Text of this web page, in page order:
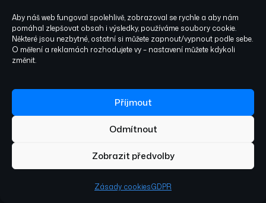
Aby náš web fungoval spolehlivě, zobrazoval se rychle a aby nám
pomáhal zlepšovat obsah i výsledky, používáme soubory cookie.
Některé jsou nezbytné, ostatní si můžete zapnout/vypnout podle sebe.
O měření a reklamách rozhodujete vy – nastavení můžete kdykoli
změnit.
Příjmout
Odmítnout
Zobrazit předvolby
Zásady cookiesGDPR
Podle specifik vašich
cílů volíme nejvhodnější
technologii – buď nativní
Swift/Kotlin pro
multiplatformní React
Native pro rychlou
implementaci.
Integrujeme klíčové
zabezpečené přihlášení
push notifikace, platební